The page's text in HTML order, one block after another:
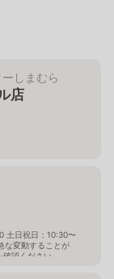
しまむら
店
土日祝日：10:30〜
な変動することが
確認ください